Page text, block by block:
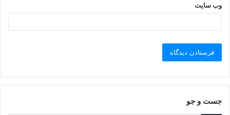
وب‌ سایت
جست و جو